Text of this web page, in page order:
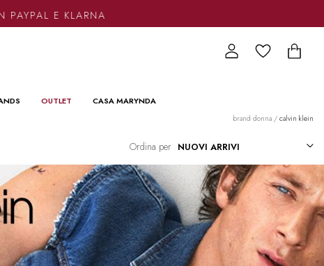
E KLARNA
OUTLET CASA MARYNDA
brand donna / calvin klein
Ordina per